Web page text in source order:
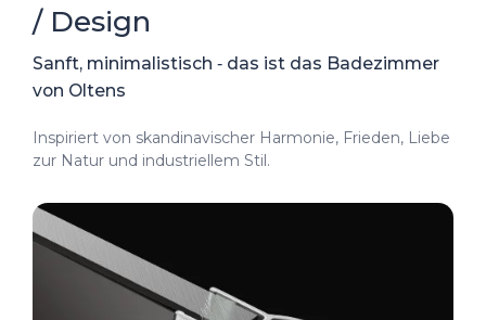
/ Design
Sanft, minimalistisch ‑ das ist das Badezimmer
von Oltens
Inspiriert von skandinavischer Harmonie, Frieden, Liebe
zur Natur und industriellem Stil.